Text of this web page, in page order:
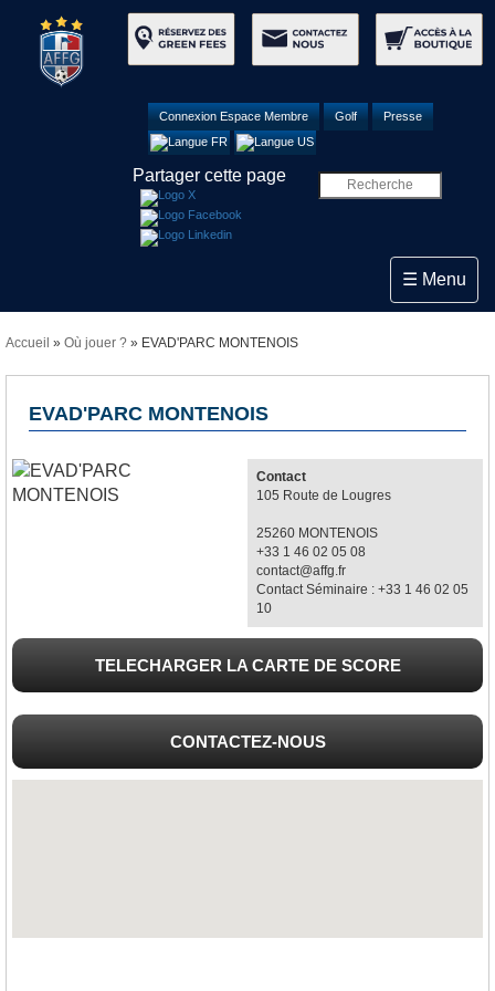
Connexion Espace Membre Golf Presse
Partager cette page
Toggle
☰ Menu
Accueil » Où jouer ? » EVAD'PARC MONTENOIS
EVAD'PARC MONTENOIS
Contact
105 Route de Lougres
25260 MONTENOIS
+33 1 46 02 05 08
contact@affg.fr
Contact Séminaire : +33 1 46 02 05
10
TELECHARGER LA CARTE DE SCORE
CONTACTEZ-NOUS